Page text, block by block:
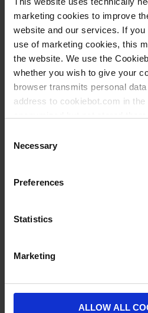
marketing cookies to improve
website and our services. If you
use of marketing cookies, this
the website. We use the
whether you wish to give your
browser transmits personal
address to cookiebot.com in the
follow your cookie preferences
privacy level in the USA does
standards, and it cannot be
access your data on US servers.
For more information on
Imprint.
Selection
Necessary
Preferences
Statistics
Marketing
ALLOW ALL